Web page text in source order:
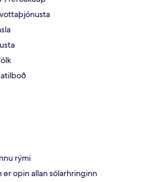
rými
er opin allan sólarhringinn